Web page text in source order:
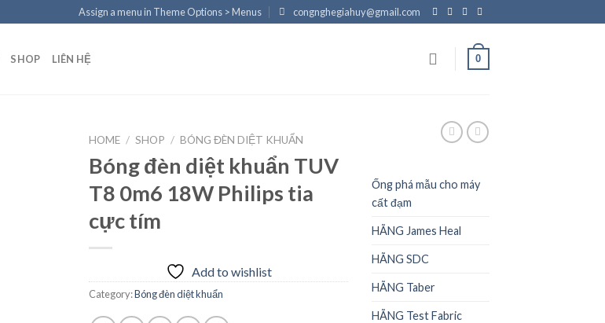
Assign a menu in Theme Options > Menus congnghegiahuy@gmail.com
SHOP LIÊN HỆ 0
HOME / SHOP / BÓNG ĐÈN DIỆT KHUẨN
Bóng đèn diệt khuẩn TUV
T8 0m6 18W Philips tia
cực tím
Add to wishlist
Category:Bóng đèn diệt khuẩn
Ống phá mẫu cho máy
cất đạm
HÃNG James Heal
HÃNG SDC
HÃNG Taber
HÃNG Test Fabric